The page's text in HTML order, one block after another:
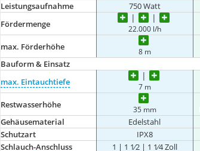
Leistungsaufnahme
750 Watt
Fördermenge
22.000 l/h
max. Förderhöhe 8 m
Bauform & Einsatz
max. Eintauchtiefe
7 m
Restwasserhöhe 35 mm
Gehäusematerial Edelstahl
Schutzart
IPX8
Schlauch-Anschluss
1 | 1 1⁄2 | 1 1⁄4 Zoll